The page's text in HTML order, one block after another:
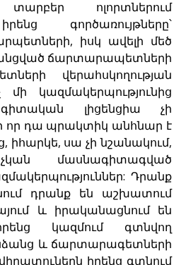
տարբեր ոլորտներում
գործառույթները՝
իսկ ավելի մեծ
ճարտարապետների
վերահսկողության
կազմակերպությունից
լիցենցիա չի
որ դա պրակտիկ անհնար է
իհարկե, սա չի նշանակում,
մասնագիտագված
Դրանք
դրանք են աշխատում
և իրականացնում են
կազմում գտնվող
և ճարտարագետների
իրենց գտնում